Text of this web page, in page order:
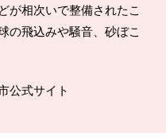
が相次いで整備されたこ
の飛込みや騒音、砂ぼこ
公式サイト